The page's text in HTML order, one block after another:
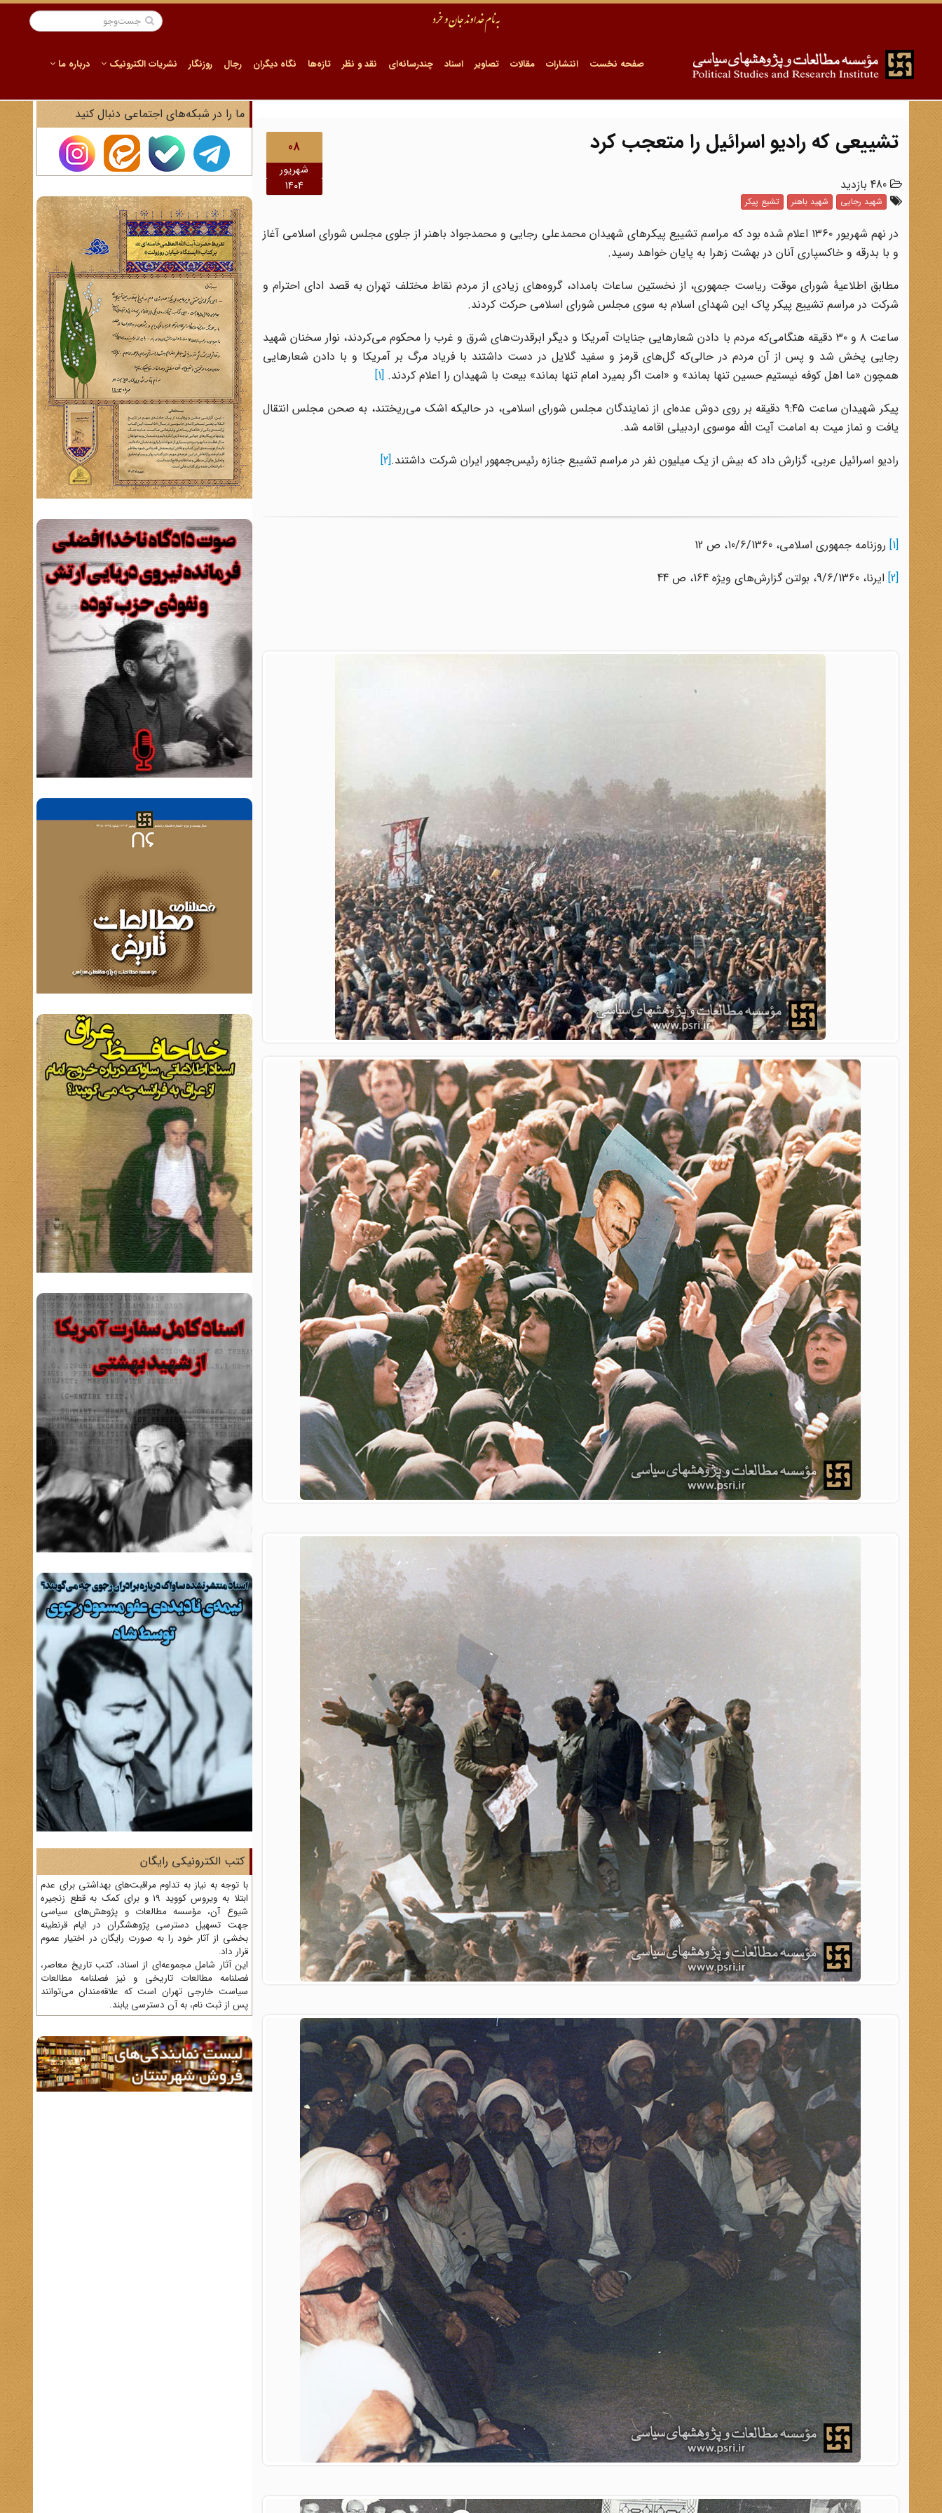
صفحه نخست انتشارات مقالات تصاویر اسناد چندرسانه‌ای نقد و نظر تازه‌ها نگاه دیگران رجال روزنگار نشریات الکترونیک درباره ما
08
شهریور
1404
تشییعی که رادیو اسرائیل را متعجب کرد
شهید رجایی شهید باهنر تشیع پیکر
در نهم شهریور ۱۳۶۰ اعلام شده بود که مراسم تشییع پیکرهای شهیدان محمدعلی رجایی و محمدجواد باهنر از جلوی مجلس شورای اسلامی آغاز
و با بدرقه و خاکسپاری آنان در بهشت زهرا به پایان خواهد رسید.
مطابق اطلاعیهٔ شورای موقت ریاست جمهوری، از نخستین ساعات بامداد، گروه‌های زیادی از مردم نقاط مختلف تهران به قصد ادای احترام و
شرکت در مراسم تشییع پیکر پاک این شهدای اسلام به سوی مجلس شورای اسلامی حرکت کردند.
ساعت ۸ و ۳۰ دقیقه هنگامی‌که مردم با دادن شعارهایی جنایات آمریکا و دیگر ابرقدرت‌های شرق و غرب را محکوم می‌کردند، نوار سخنان شهید
رجایی پخش شد و پس از آن مردم در حالی‌که گل‌های قرمز و سفید گلایل در دست داشتند با فریاد مرگ بر آمریکا و با دادن شعارهایی
همچون «ما اهل کوفه نیستیم حسین تنها بماند» و «امت اگر بمیرد امام تنها بماند» بیعت با شهیدان را اعلام کردند. [1]
پیکر شهیدان ساعت ۹:۴۵ دقیقه بر روی دوش عده‌ای از نمایندگان مجلس شورای اسلامی، در حالیکه اشک می‌ریختند، به صحن مجلس انتقال
یافت و نماز میت به امامت آیت الله موسوی اردبیلی اقامه شد.
رادیو اسرائیل عربی، گزارش داد که بیش از یک میلیون نفر در مراسم تشییع جنازه رئیس‌جمهور ایران شرکت داشتند.[2]
[1] روزنامه جمهوری اسلامی، 10/6/1360، ص 12
[2]
ایرنا، 9/6/1360،‌ بولتن گزارش‌های ویژه 164، ص 44
ما را در شبکه‌های اجتماعی دنبال کنید
کتب الکترونیکی رایگان
با توجه به نیاز به تداوم مراقبت‌های بهداشتی برای عدم
ابتلا به ویروس کووید 19 و برای کمک به قطع زنجیره
شیوع آن، مؤسسه مطالعات و پژوهش‌های سیاسی
جهت تسهیل دسترسی پژوهشگران در ایام قرنطینه
بخشی از آثار خود را به صورت رایگان در اختیار عموم
قرار داد.
این آثار شامل مجموعه‌ای از اسناد، کتب تاریخ معاصر،
فصلنامه‌ مطالعات تاریخی و نیز فصلنامه مطالعات
سیاست خارجی تهران است که علاقه‌مندان می‌توانند
پس از ثبت نام، به آن دسترسی یابند.